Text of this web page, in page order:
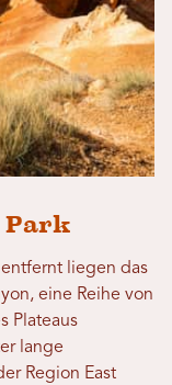
Park
liegen das
eine Reihe von
Plateaus
lange
Region East